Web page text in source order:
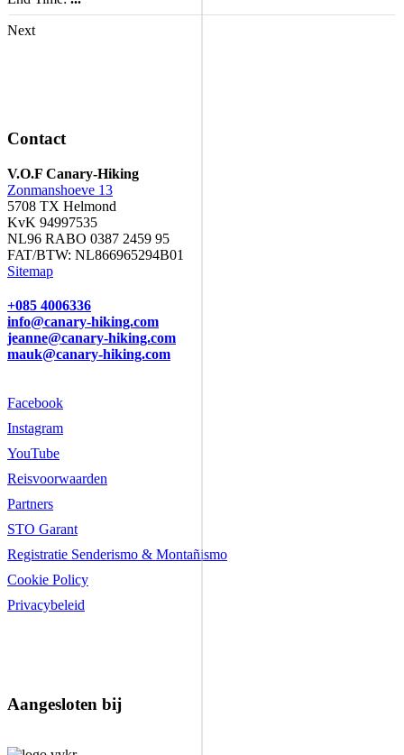
Next
Contact
V.O.F Canary-Hiking
Zonmanshoeve 13
5708 TX Helmond
KvK 94997535
NL96 RABO 0387 2459 95
FAT/BTW: NL866965294B01
Sitemap
+085 4006336
info@canary-hiking.com
jeanne@canary-hiking.com
mauk@canary-hiking.com
Facebook
Instagram
YouTube
Reisvoorwaarden
Partners
STO Garant
Registratie Senderismo & Montañismo
Cookie Policy
Privacybeleid
Aangesloten bij